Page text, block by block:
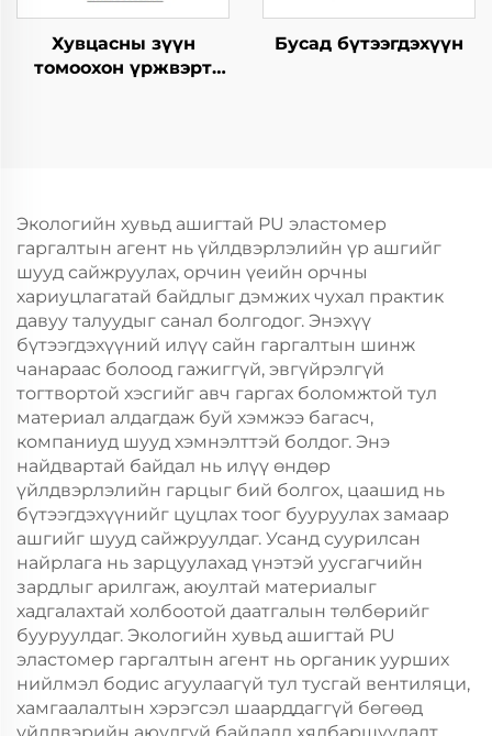
Хувцасны зүүн
томоохон үржвэрт
Бусад бүтээгдэхүүн
Экологийн хувьд ашигтай PU эластомер
гаргалтын агент нь үйлдвэрлэлийн үр ашгийг
шууд сайжруулах, орчин үеийн орчны
хариуцлагатай байдлыг дэмжих чухал практик
давуу талуудыг санал болгодог. Энэхүү
бүтээгдэхүүний илүү сайн гаргалтын шинж
чанараас болоод гажиггүй, эвгүйрэлгүй
тогтвортой хэсгийг авч гаргах боломжтой тул
материал алдагдаж буй хэмжээ багасч,
компаниуд шууд хэмнэлттэй болдог. Энэ
найдвартай байдал нь илүү өндөр
үйлдвэрлэлийн гарцыг бий болгох, цаашид нь
бүтээгдэхүүнийг цуцлах тоог бууруулах замаар
ашгийг шууд сайжруулдаг. Усанд суурилсан
найрлага нь зарцуулахад үнэтэй уусгагчийн
зардлыг арилгаж, аюултай материалыг
хадгалахтай холбоотой даатгалын төлбөрийг
бууруулдаг. Экологийн хувьд ашигтай PU
эластомер гаргалтын агент нь органик уурших
нийлмэл бодис агуулаагүй тул тусгай вентиляци,
хамгаалалтын хэрэгсэл шаарддаггүй бөгөөд